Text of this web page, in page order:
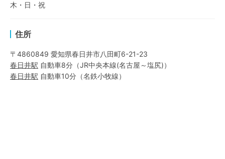
木・日・祝
住所
〒4860849 愛知県春日井市八田町6-21-23
春日井駅 自動車8分 （JR中央本線(名古屋～塩尻)）
春日井駅 自動車10分 （名鉄小牧線）